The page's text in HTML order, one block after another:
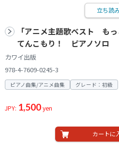
立ち読
「アニメ主題歌ベスト も
てんこもり！ ピアノソロ
カワイ出版
978-4-7609-0245-3
ピアノ曲集/アニメ曲集 グレード：初級
JPY: 1,500yen
カートに